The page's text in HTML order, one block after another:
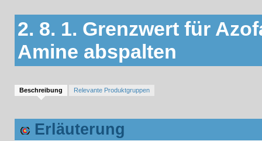
2. 8. 1. Grenzwert für
Amine abspalten
Beschreibung Relevante Produktgruppen
Erläuterung